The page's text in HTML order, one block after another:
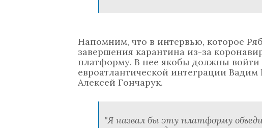
Напомним, что в интервью, которое
завершения карантина из-за
платформу. В нее якобы должны
евроатлантической интеграции
Алексей Гончарук.
"Я назвал бы эту платформу